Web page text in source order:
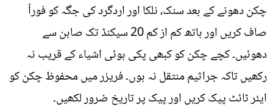
چکن دھونے کے بعد سنک، نلکا اور اردگرد کی جگہ کو فوراً
صاف کریں اور ہاتھ کم از کم 20 سیکنڈ تک صابن سے
دھوئیں۔ کچے چکن کو کبھی پکی ہوئی اشیاء کے قریب نہ
رکھیں تاکہ جراثیم منتقل نہ ہوں۔ فریزر میں محفوظ چکن کو
ایئر ٹائٹ پیک کریں اور پیک پر تاریخ ضرور لکھیں۔